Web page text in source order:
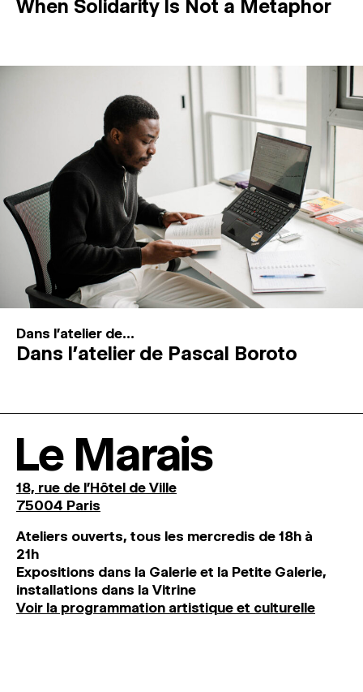
When Solidarity Is Not a Metaphor
Dans l'atelier de...
Dans l’atelier de Pascal Boroto
Le Marais
18, rue de l'Hôtel de Ville
75004 Paris
Ateliers ouverts, tous les mercredis de 18h à
21h
Expositions dans la Galerie et la Petite Galerie,
installations dans la Vitrine
Voir la programmation artistique et culturelle